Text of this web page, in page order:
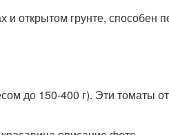
открытом грунте, способен
до 150-400 г). Эти томаты